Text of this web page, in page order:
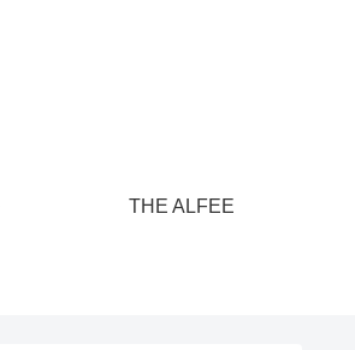
THE ALFEE